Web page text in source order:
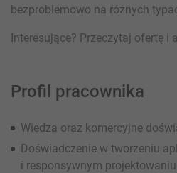
bezproblemowo na różnych
Interesujące? Przeczytaj ofertę i
Profil pracownika
Wiedza oraz komercyjne
Doświadczenie w tworzeniu
i responsywnym